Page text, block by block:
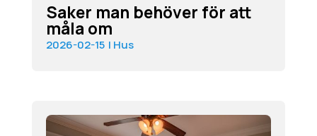
Saker man behöver för att
måla om
2026-02-15 | Hus